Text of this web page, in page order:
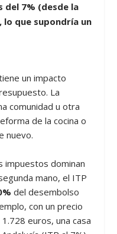
del 7% (desde la
que supondría un
un impacto
La
comunidad u otra
de la cocina o
nuevo.
impuestos dominan
mano, el ITP
del desembolso
con un precio
euros, una casa